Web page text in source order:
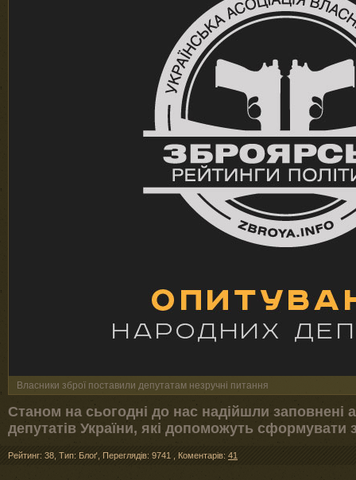
Власники зброї поставили депутатам незручні питання
Станом на сьогодні до нас надійшли заповнені
депутатів України, які допоможуть сформувати
Рейтинг: 38 Тип: Блоґ Переглядів: 9741 Коментарів: 41